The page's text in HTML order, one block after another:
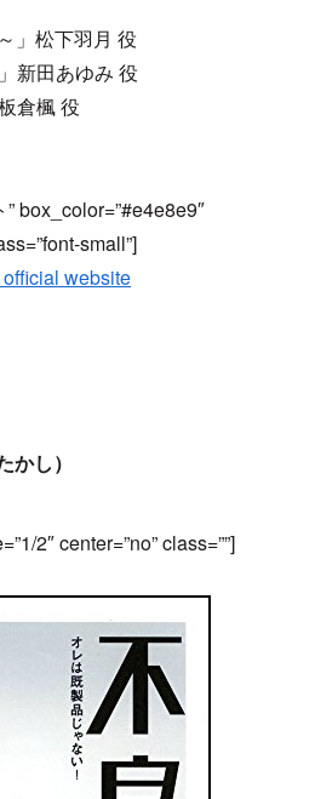
」松下羽月 役
新田あゆみ 役
倉楓 役
box_color=”#e4e8e9″
small”]
website
かし）
2″ center=”no” class=””]